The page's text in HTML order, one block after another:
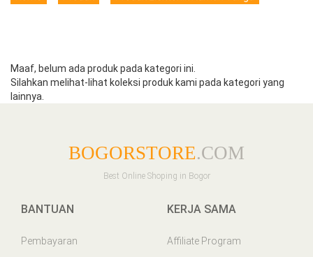
Maaf, belum ada produk pada kategori ini.
Silahkan melihat-lihat koleksi produk kami pada kategori yang
lainnya.
BOGORSTORE.COM
Best Online Shoping in Bogor
BANTUAN
Pembayaran
KERJA SAMA
Affiliate Program